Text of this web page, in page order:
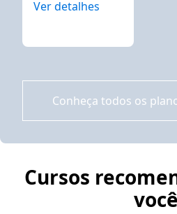
Ver detalhes
Conheça todos os
Cursos
você